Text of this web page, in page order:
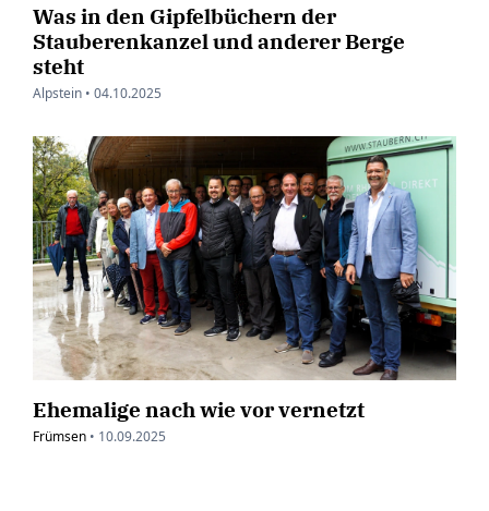
Was in den Gipfelbüchern der
Stauberenkanzel und anderer Berge
steht
Alpstein • 04.10.2025
Ehemalige nach wie vor vernetzt
Frümsen • 10.09.2025